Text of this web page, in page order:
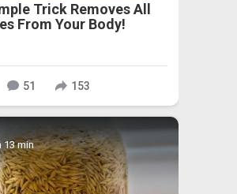
Trick Removes All
From Your Body!
51 153
13 min